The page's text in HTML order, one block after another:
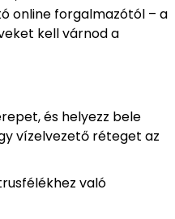
online forgalmazótól – a
kell várnod a
és helyezz bele
vízelvezető réteget az
való